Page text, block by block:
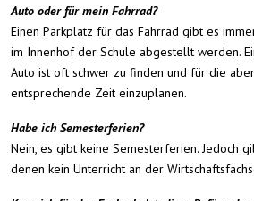
Auto oder für mein Fahrrad?
Einen Parkplatz für das Fahrrad gibt es
im Innenhof der Schule abgestellt werden.
Auto ist oft schwer zu finden und für die
entsprechende Zeit einzuplanen.
Habe ich Semesterferien?
Nein, es gibt keine Semesterferien. Jedoch
denen kein Unterricht an der